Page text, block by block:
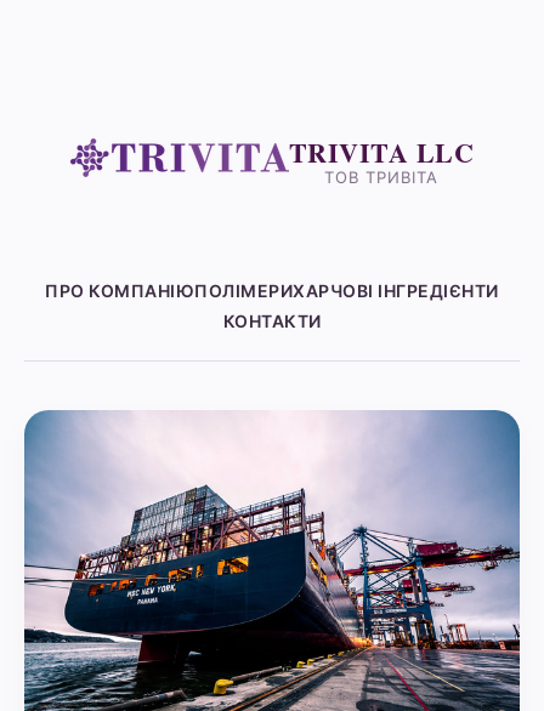
TRIVITA LLC
ТОВ ТРИВІТА
ПРО КОМПАНІЮПОЛІМЕРИХАРЧОВІ ІНГРЕДІЄНТИ
КОНТАКТИ